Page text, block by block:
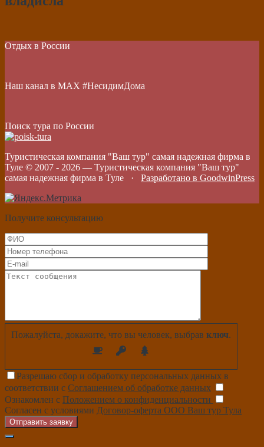
Отдых в России
Наш канал в МАХ #НесидимДома
Поиск тура по России
Туристическая компания "Ваш тур" самая надежная фирма в
Туле © 2007 - 2026 — Туристическая компания "Ваш тур"
самая надежная фирма в Туле · Разработано в GoodwinPress
Получите консультацию
Пожалуйста, докажите, что вы человек, выбрав ключ.
Разрешаю сбор и обработку персональных данных в
соответствии с Соглашением об обработке данных
Ознакомлен с Положением о конфиденциальности
Согласен с условиями Договор-оферта ООО Ваш тур Тула
Отправить заявку